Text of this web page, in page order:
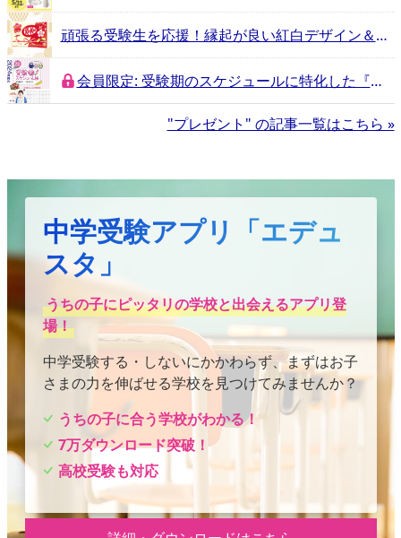
頑張る受験生を応援！縁起が良い紅白デザイン＆応援メッセージ入り「キットカット」プレゼント
会員限定: 受験期のスケジュールに特化した『受験手帳』をプレゼント！
"プレゼント" の記事一覧はこちら »
中学受験アプリ「エデュ
スタ」
うちの子にピッタリの学校と出会えるアプリ登
場！
中学受験する・しないにかかわらず、まずはお子
さまの力を伸ばせる学校を見つけてみませんか？
うちの子に合う学校がわかる！
7万ダウンロード突破！
高校受験も対応